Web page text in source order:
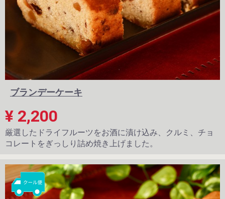
ブランデーケーキ
¥ 2,200
厳選したドライフルーツをお酒に漬け込み、クルミ、チョ
コレートをぎっしり詰め焼き上げました。